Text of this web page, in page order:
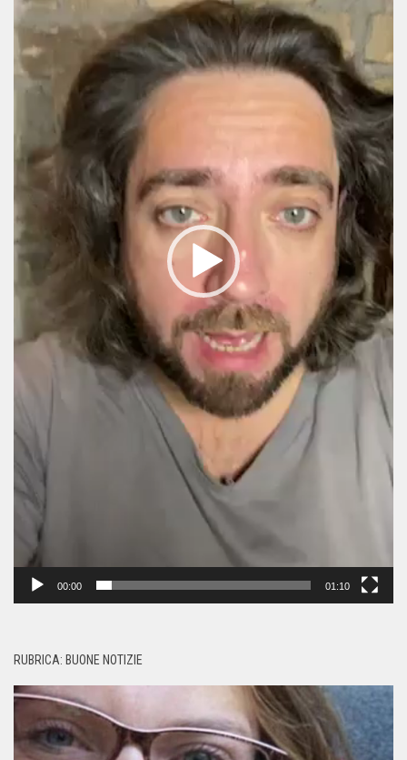
00:00 01:10
RUBRICA: BUONE NOTIZIE